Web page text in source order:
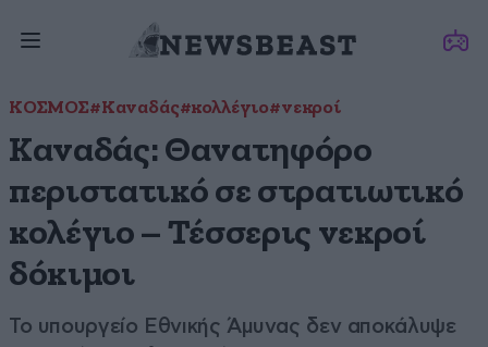
ΚΟΣΜΟΣ#Καναδάς#κολλέγιο#νεκροί
Καναδάς: Θανατηφόρο
περιστατικό σε στρατιωτικό
κολέγιο – Τέσσερις νεκροί
δόκιμοι
Το υπουργείο Εθνικής Άμυνας δεν αποκάλυψε